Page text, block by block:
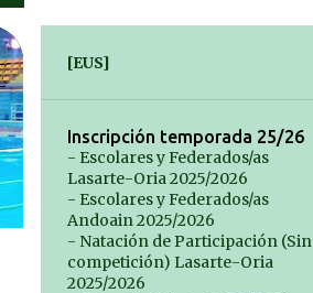
[EUS]
Inscripción temporada 25/26
- Escolares y Federados/as
Lasarte-Oria 2025/2026
- Escolares y Federados/as
Andoain 2025/2026
- Natación de Participación (Sin
competición) Lasarte-Oria
2025/2026